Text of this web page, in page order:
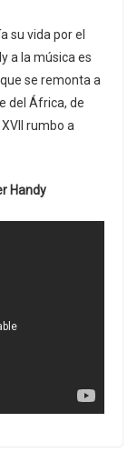
su vida por el
a la música es
se remonta a
del África, de
rumbo a
Handy